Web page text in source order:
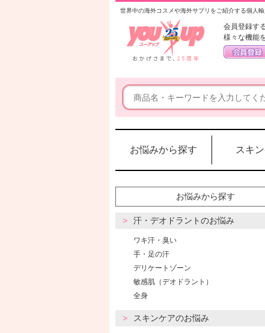
世界中の海外コスメや海外サプリをご紹介する個人
会員登録す
様々な機能
お悩みから探す スキ
お悩みから探す
汗・デオドラントのお悩み
ワキ汗・臭い
手・足の汗
デリケートゾーン
敏感肌（デオドラント）
全身
スキンケアのお悩み